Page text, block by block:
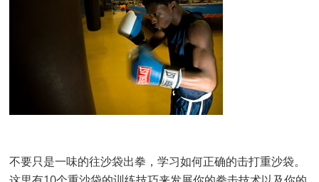
不要只是一味的往沙袋出拳，学习如何正确的击打重沙袋。